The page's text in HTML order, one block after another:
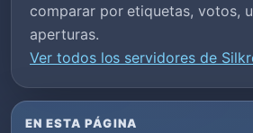
comparar por etiquetas, votos,
aperturas.
Ver todos los servidores de
EN ESTA PÁGINA